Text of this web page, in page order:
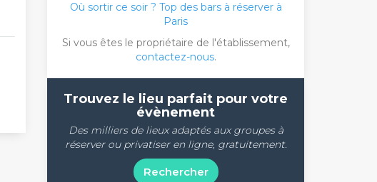
Où sortir ce soir ? Top des bars à réserver à
Paris
Si vous êtes le propriétaire de l'établissement,
contactez-nous.
Trouvez le lieu parfait pour votre
évènement
Des milliers de lieux adaptés aux groupes à
réserver ou privatiser en ligne, gratuitement.
Rechercher